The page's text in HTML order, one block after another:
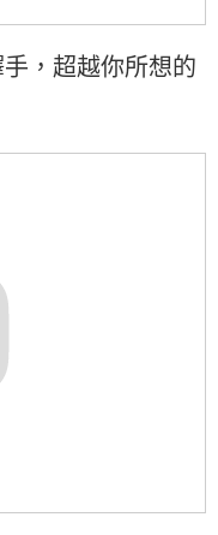
，超越你所想的